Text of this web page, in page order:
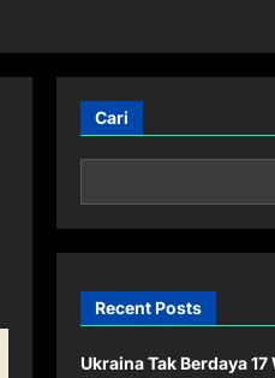
Cari
Recent Posts
Ukraina Tak Berdaya